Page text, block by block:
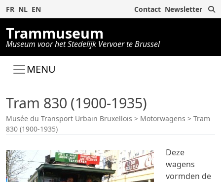
FR NL EN Contact Newsletter
Trammuseum
Museum voor het Stedelijk Vervoer te Brussel
MENU
Tram 830 (1900-1935)
Musée du Transport Urbain Bruxellois > Motorwagens > Tram
830 (1900-1935)
Deze
wagens
vormden de